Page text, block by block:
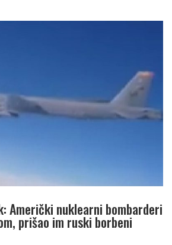
Američki nuklearni bombarderi
prišao im ruski borbeni